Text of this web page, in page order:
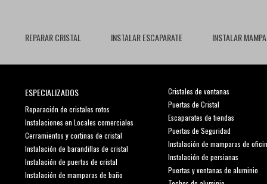
REPARAR CRISTAL INSTALAR ESCAPARATE INSTALAR
ESPECIALIZADOS
Reparación de cristales rotos
Instalaciones en Locales comerciales
Cerramientos y cortinas de cristal
Instalación de barandillas de cristal
Instalación de puertas de cristal
Instalación de mamparas de baño
Cristales de ventanas
Puertas de Cristal
Escaparates de tiendas
Puertas de Seguridad
Instalación de mamparas de
Instalación de persianas
Puertas y ventanas de aluminio